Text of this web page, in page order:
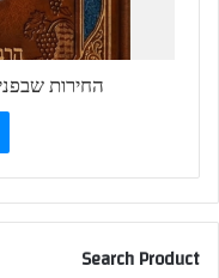
החירות
Search Product